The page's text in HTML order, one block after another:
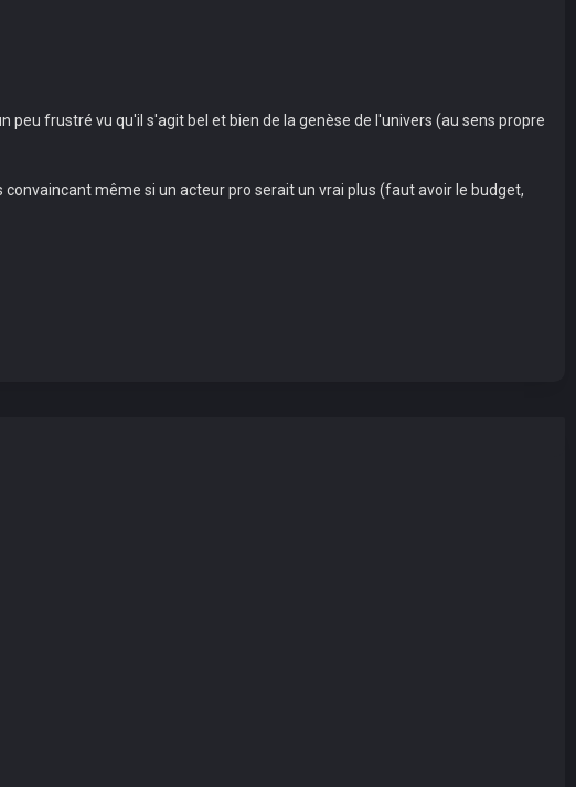
frustré vu qu'il s'agit bel et bien de la genèse de l'univers (au sens propre
même si un acteur pro serait un vrai plus (faut avoir le budget,